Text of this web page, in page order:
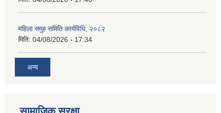
महिला समुह समिति कार्यविधि, २०८२
मिति: 04/08/2026 - 17:34
अन्य